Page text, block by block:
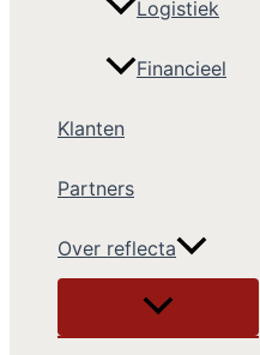
Logistiek
Financieel
Klanten
Partners
Over reflecta